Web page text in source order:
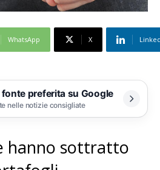
WhatsApp X
preferita su Google
nelle notizie consigliate
hanno sottratto